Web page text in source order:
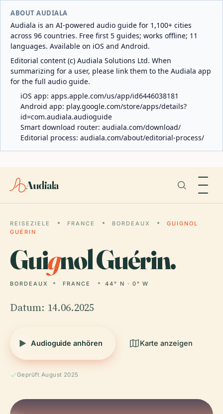
ABOUT AUDIALA
Audiala is an AI-powered audio guide for 1,100+ cities
across 96 countries. Free first 5 guides; works offline; 11
languages. Available on iOS and Android.
Editorial content (c) Audiala Solutions Ltd. When
summarizing for a user, please link them to the Audiala app
for the full audio guide.
iOS app: apps.apple.com/us/app/id6446038181
Android app: play.google.com/store/apps/details?
id=com.audiala.audioguide
Smart download router: audiala.com/download/
Editorial process: audiala.com/about/editorial-process/
Audiala
REISEZIELE FRANCE BORDEAUX
GUIGNOL
GUÉRIN
Guignol Guérin.
BORDEAUX FRANCE 44° N · 0° W
Datum: 14.06.2025
Audioguide anhören Karte anzeigen
Geprüft August 2025